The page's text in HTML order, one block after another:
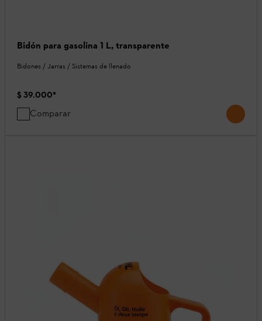
Bidón para gasolina 1 L, transparente
Bidones / Jarras / Sistemas de llenado
$ 39.000*
Comparar